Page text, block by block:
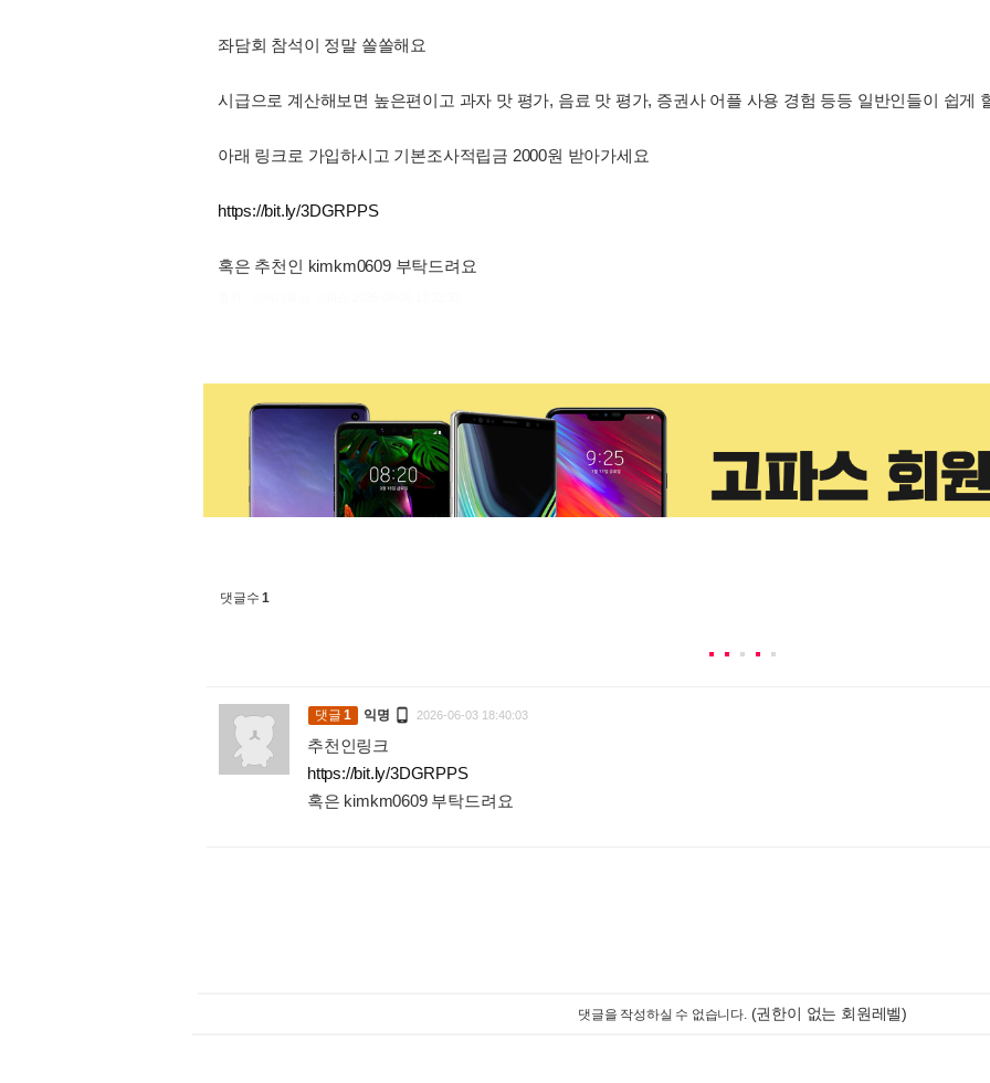
좌담회 참석이 정말 쏠쏠해요
시급으로 계산해보면 높은편이고 과자 맛 평가, 음료 맛 평가, 증권사 어플 사용 경험 등등 일반인들이 쉽게
아래 링크로 가입하시고 기본조사적립금 2000원 받아가세요
https://bit.ly/3DGRPPS
혹은 추천인 kimkm0609 부탁드려요
댓글수1
댓글1 익명  2026-06-03 18:40:03
추천인링크
https://bit.ly/3DGRPPS
혹은 kimkm0609 부탁드려요
댓글을 작성하실 수 없습니다. (권한이 없는 회원레벨)